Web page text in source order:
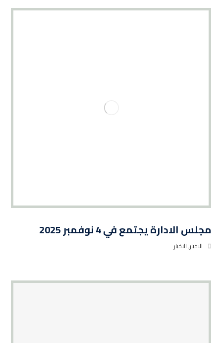
مجلس الادارة يجتمع في 4 نوفمبر 2025
الاخبار,الاخبار